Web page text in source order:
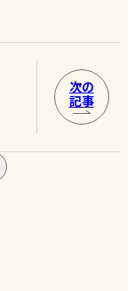
次の
記事